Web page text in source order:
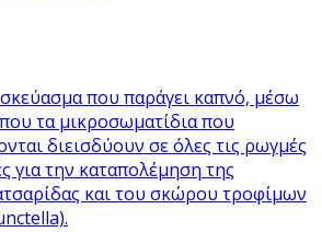
που παράγει καπνό, μέσω
τα μικροσωματίδια που
διεισδύουν σε όλες τις ρωγμές
για την καταπολέμηση της
και του σκώρου τροφίμων